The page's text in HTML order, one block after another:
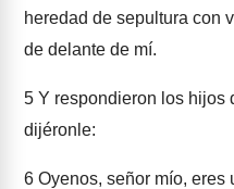
heredad de sepultura con
de delante de mí.
5 Y respondieron los hijos
dijéronle:
6 Oyenos, señor mío, eres